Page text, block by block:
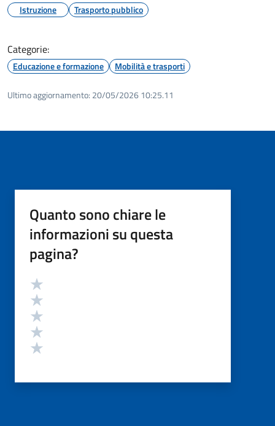
Istruzione Trasporto pubblico
Categorie:
Educazione e formazione Mobilità e trasporti
Ultimo aggiornamento: 20/05/2026 10:25.11
Quanto sono chiare le
informazioni su questa
pagina?
Valutazione